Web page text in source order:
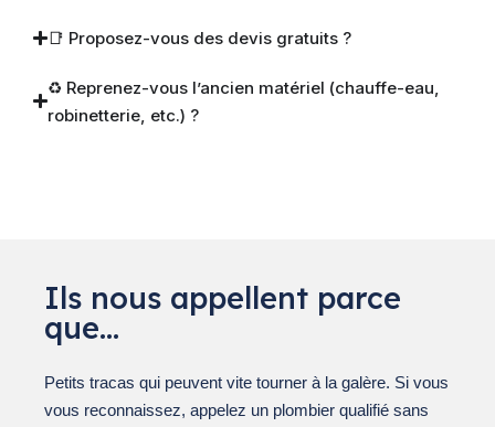
📑 Proposez-vous des devis gratuits ?
♻️ Reprenez-vous l’ancien matériel (chauffe-eau,
robinetterie, etc.) ?
Ils nous appellent parce
que…
Petits tracas qui peuvent vite tourner à la galère. Si vous
vous reconnaissez, appelez un plombier qualifié sans